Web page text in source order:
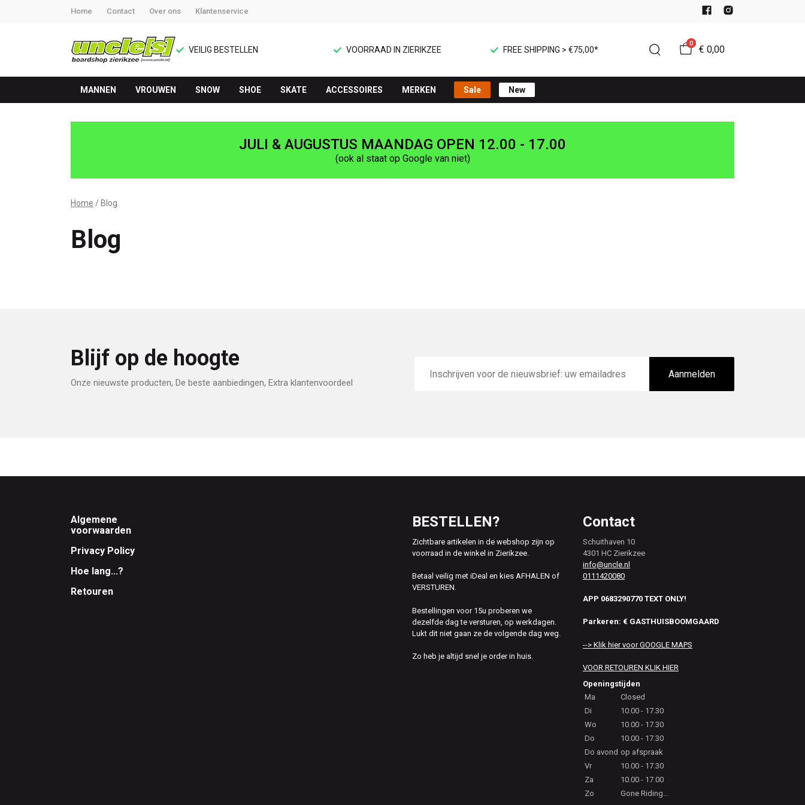
Home Contact Over ons Klantenservice
VEILIG BESTELLEN VOORRAAD IN ZIERIKZEE FREE SHIPPING > €75,00*
0
€ 0,00
MANNEN VROUWEN SNOW SHOE SKATE ACCESSOIRES MERKEN Sale New
UNCLE[S]
Boardshop
JULI & AUGUSTUS MAANDAG OPEN 12.00 - 17.00
(ook al staat op Google van niet)
Home Blog
Blog
Blijf op de hoogte
Onze nieuwste producten, De beste aanbiedingen, Extra klantenvoordeel
mailadres
Aanmelden
Footer
Algemene
voorwaarden
Privacy Policy
Hoe lang...?
Retouren
BESTELLEN?
Zichtbare artikelen in de webshop zijn op
voorraad in de winkel in Zierikzee.
Betaal veilig met iDeal en kies AFHALEN of
VERSTUREN.
Bestellingen voor 15u proberen we
dezelfde dag te versturen, op werkdagen.
Lukt dit niet gaan ze de volgende dag weg.
Zo heb je altijd snel je order in huis.
Contact
Schuithaven 10
4301 HC Zierikzee
info@uncle.nl
0111420080
APP 0683290770 TEXT ONLY!
Parkeren: € GASTHUISBOOMGAARD
--> Klik hier voor GOOGLE MAPS
VOOR RETOUREN KLIK HIER
Openingstijden
Ma
Closed
Di
10.00 - 17.30
Wo
10.00 - 17.30
Do
10.00 - 17.30
Do avond op afspraak
Vr
10.00 - 17.30
Za
10.00 - 17.00
Zo
Gone Riding...